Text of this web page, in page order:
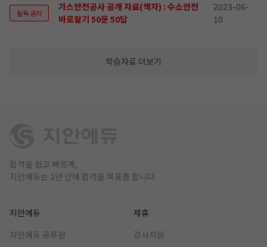
필독 공지
가스안전공사 공개 자료(책자) : 수소안전
바로알기 50문 50답
2023-06-
10
학습자료 더보기
합격을 쉽고 빠르게,
지안에듀는 1년 안에 합격을 목표를 합니다.
지안에듀
지안에듀 공무원
제휴
강사지원